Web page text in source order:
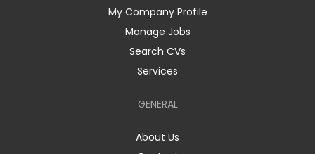
My Company Profile
Manage Jobs
Search CVs
Services
GENERAL
About Us